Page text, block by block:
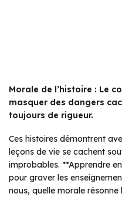
Morale de l’histoire : Le
masquer des dangers
toujours de rigueur.
Ces histoires démontrent
leçons de vie se cachent
improbables. **Apprendre
pour graver les
nous, quelle morale